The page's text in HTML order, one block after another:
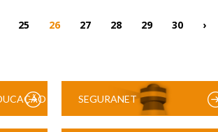
25 26 27 28 29 30 ›
SEGURANET